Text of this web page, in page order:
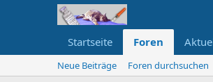
Startseite Foren
Neue Beiträge
Foren durchsuchen